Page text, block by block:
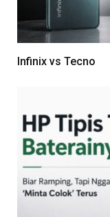
Infinix vs Tecno